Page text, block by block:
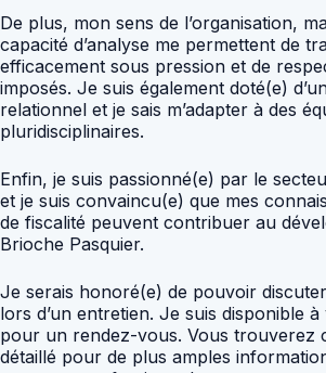
De plus, mon sens de l’organisation,
capacité d’analyse me permettent de
efficacement sous pression et de
imposés. Je suis également doté(e)
relationnel et je sais m’adapter à des
pluridisciplinaires.
Enfin, je suis passionné(e) par le
et je suis convaincu(e) que mes
de fiscalité peuvent contribuer au
Brioche Pasquier.
Je serais honoré(e) de pouvoir
lors d’un entretien. Je suis disponible
pour un rendez-vous. Vous trouverez
détaillé pour de plus amples